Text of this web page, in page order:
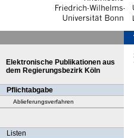
Elektronische Publikationen aus
dem Regierungsbezirk Köln
Pflichtabgabe
Ablieferungsverfahren
Listen